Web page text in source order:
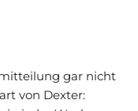
gar nicht
von Dexter: